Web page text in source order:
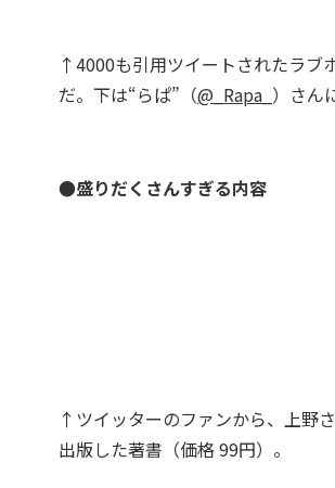
↑4000も引用ツイートされたラブ
だ。下は“らぱ”（@_Rapa_ ）さん
●盛りだくさんすぎる内容
↑ツイッターのファンから、上野
出版した著書（価格 99円）。